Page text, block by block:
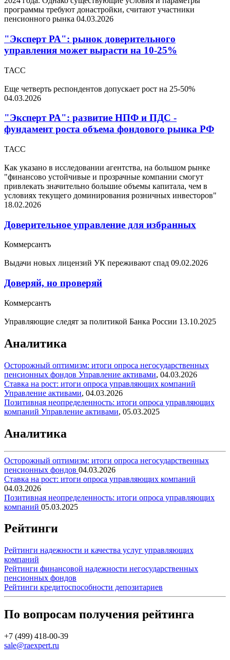
программы требуют донастройки, считают участники
пенсионного рынка 04.03.2026
"Эксперт РА": рынок доверительного
управления может вырасти на 10-25%
ТАСС
Еще четверть респондентов допускает рост на 25-50%
04.03.2026
"Эксперт РА": развитие НПФ и ПДС -
фундамент роста объема фондового рынка РФ
ТАСС
Как указано в исследовании агентства, на большом рынке
"финансово устойчивые и прозрачные компании смогут
привлекать значительно большие объемы капитала, чем в
условиях текущего доминирования розничных инвесторов"
18.02.2026
Доверительное управление для избранных
Коммерсантъ
Выдачи новых лицензий УК переживают спад 09.02.2026
Доверяй, но проверяй
Коммерсантъ
Управляющие следят за политикой Банка России 13.10.2025
Аналитика
Осторожный оптимизм: итоги опроса негосударственных
пенсионных фондов Управление активами, 04.03.2026
Ставка на рост: итоги опроса управляющих компаний
Управление активами, 04.03.2026
Позитивная неопределенность: итоги опроса управляющих
компаний Управление активами, 05.03.2025
Аналитика
Осторожный оптимизм: итоги опроса негосударственных
пенсионных фондов 04.03.2026
Ставка на рост: итоги опроса управляющих компаний
04.03.2026
Позитивная неопределенность: итоги опроса управляющих
компаний 05.03.2025
Рейтинги
Рейтинги надежности и качества услуг управляющих
компаний
Рейтинги финансовой надежности негосударственных
пенсионных фондов
Рейтинги кредитоспособности депозитариев
По вопросам получения рейтинга
+7 (499) 418-00-39
sale@raexpert.ru